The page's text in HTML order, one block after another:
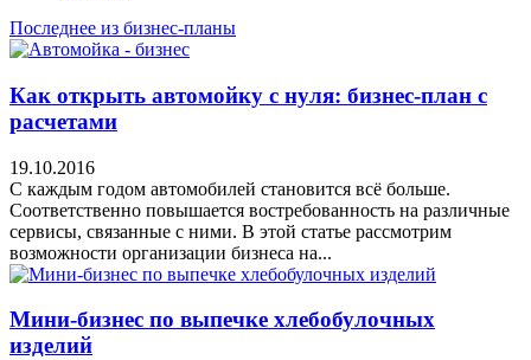
Последнее из бизнес-планы
Как открыть автомойку с нуля: бизнес-план с
расчетами
19.10.2016
С каждым годом автомобилей становится всё больше.
Соответственно повышается востребованность на различные
сервисы, связанные с ними. В этой статье рассмотрим
возможности организации бизнеса на...
Мини-бизнес по выпечке хлебобулочных
изделий